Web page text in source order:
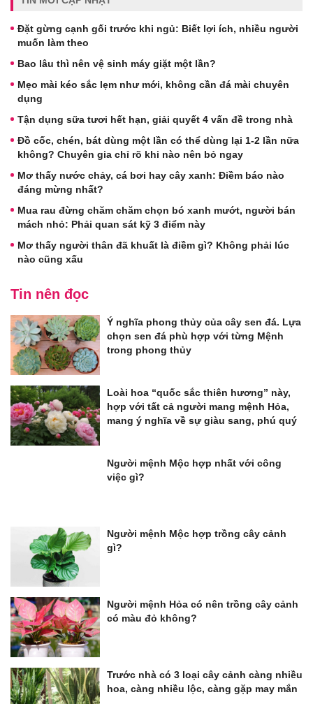
Đặt gừng cạnh gối trước khi ngủ: Biết lợi ích, nhiều người
muốn làm theo
Bao lâu thì nên vệ sinh máy giặt một lần?
Mẹo mài kéo sắc lẹm như mới, không cần đá mài chuyên
dụng
Tận dụng sữa tươi hết hạn, giải quyết 4 vấn đề trong nhà
Đồ cốc, chén, bát dùng một lần có thể dùng lại 1-2 lần nữa
không? Chuyên gia chỉ rõ khi nào nên bỏ ngay
Mơ thấy nước chảy, cá bơi hay cây xanh: Điềm báo nào
đáng mừng nhất?
Mua rau đừng chăm chăm chọn bó xanh mướt, người bán
mách nhỏ: Phải quan sát kỹ 3 điểm này
Mơ thấy người thân đã khuất là điềm gì? Không phải lúc
nào cũng xấu
Tin nên đọc
Ý nghĩa phong thủy của cây sen đá. Lựa
chọn sen đá phù hợp với từng Mệnh
trong phong thủy
Loài hoa “quốc sắc thiên hương” này,
hợp với tất cả người mang mệnh Hỏa,
mang ý nghĩa về sự giàu sang, phú quý
Người mệnh Mộc hợp nhất với công
việc gì?
Người mệnh Mộc hợp trồng cây cảnh
gì?
Người mệnh Hỏa có nên trồng cây cảnh
có màu đỏ không?
Trước nhà có 3 loại cây cảnh càng nhiều
hoa, càng nhiều lộc, càng gặp may mắn